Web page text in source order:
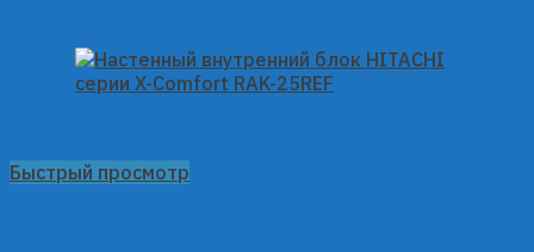
Быстрый просмотр